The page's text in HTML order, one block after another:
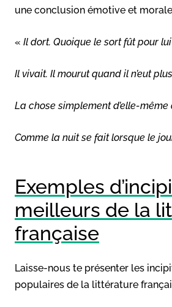
une conclusion émotive et
« Il dort. Quoique le sort fût pour
Il vivait. Il mourut quand il n’eut
La chose simplement d’elle-même
Comme la nuit se fait lorsque le
Exemples
meilleurs de la
française
Laisse-nous te présenter les
populaires de la littérature